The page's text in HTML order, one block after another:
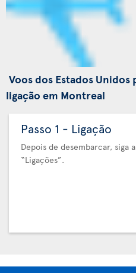
Voos dos Estados
ligação em Montreal
Passo 1 - Ligação
Depois de desembarcar, siga
“Ligações”.